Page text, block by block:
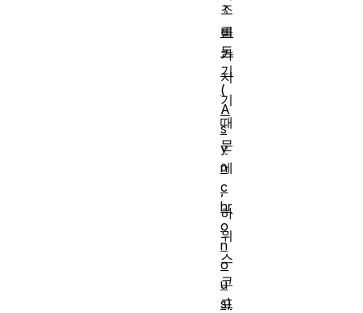
조
를
가
지
기
때
문
에
,
하
위
스
코
프
비
동
기
(
A
s
y
n
c
hr
o
n
o
u
s)